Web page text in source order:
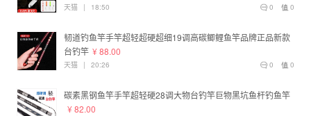
0
0
天猫 | 18:50
韧道钓鱼竿手竿超轻超硬超细19调高碳鲫鲤鱼竿品牌正品新款
台钓竿 ¥ 88.00
0
0
天猫 | 20:26
碳素黑钢鱼竿手竿超轻硬28调大物台钓竿巨物黑坑鱼杆钓鱼竿
¥ 82.00